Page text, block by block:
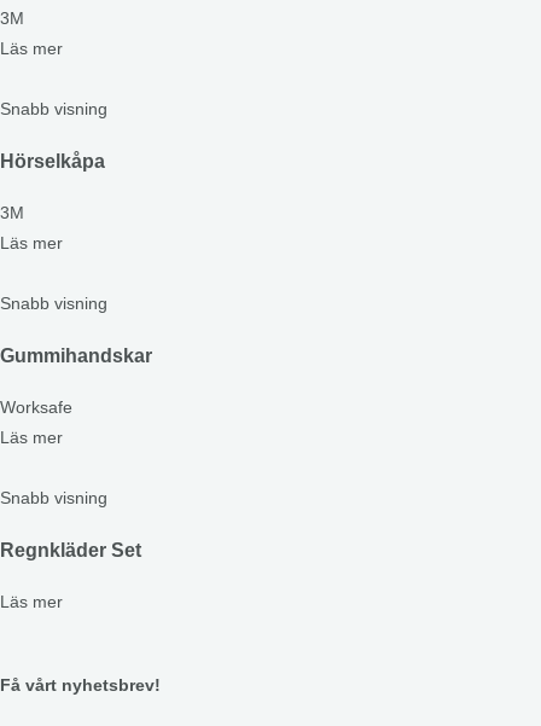
3M
Läs mer
Snabb visning
Hörselkåpa
3M
Läs mer
Snabb visning
Gummihandskar
Worksafe
Läs mer
Snabb visning
Regnkläder Set
Läs mer
Få vårt nyhetsbrev!